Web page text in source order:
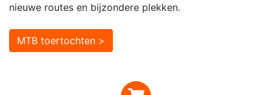
nieuwe routes en bijzondere plekken.
MTB toertochten >